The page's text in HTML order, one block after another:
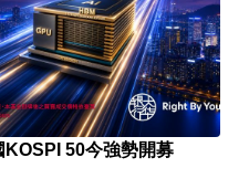
50今強勢開募